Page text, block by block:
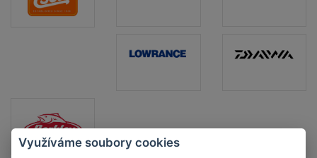
Využíváme soubory cookies